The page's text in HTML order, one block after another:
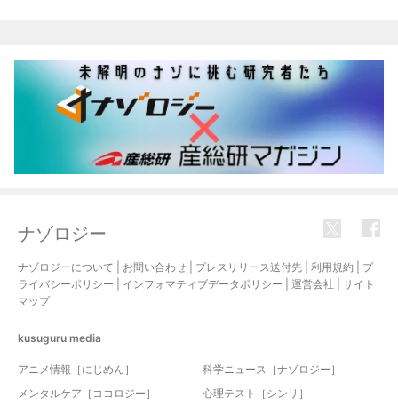
ナゾロジー
ナゾロジーについて お問い合わせ プレスリリース送付先 利用規約
プ
ライバシーポリシー
インフォマティブデータポリシー 運営会社
サイト
マップ
kusuguru media
アニメ情報［にじめん］
科学ニュース［ナゾロジー］
メンタルケア［ココロジー］
心理テスト［シンリ］